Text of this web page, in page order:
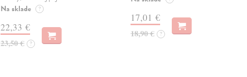
Na sklade ?
22,33 €
23,50 € ?
17,01 €
18,90 € ?